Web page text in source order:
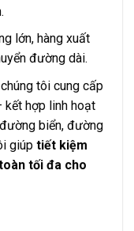
lớn, hàng xuất
đường dài.
tôi cung cấp
kết hợp linh hoạt
biển, đường
giúp tiết kiệm
tối đa cho